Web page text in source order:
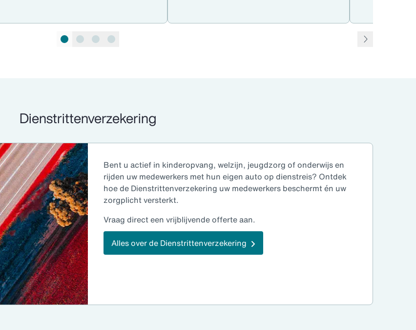
Dienstrittenverzekering
Bent u actief in kinderopvang, welzijn, jeugdzorg of onderwijs en
rijden uw medewerkers met hun eigen auto op dienstreis? Ontdek
hoe de Dienstrittenverzekering uw medewerkers beschermt én uw
zorgplicht versterkt.
Vraag direct een vrijblijvende offerte aan.
Alles over de Dienstrittenverzekering